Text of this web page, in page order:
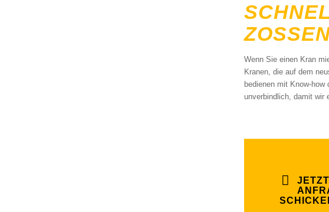
Wenn Sie einen Kran
Kranen, die auf dem
bedienen mit Know-
unverbindlich, damit wir
JETZT